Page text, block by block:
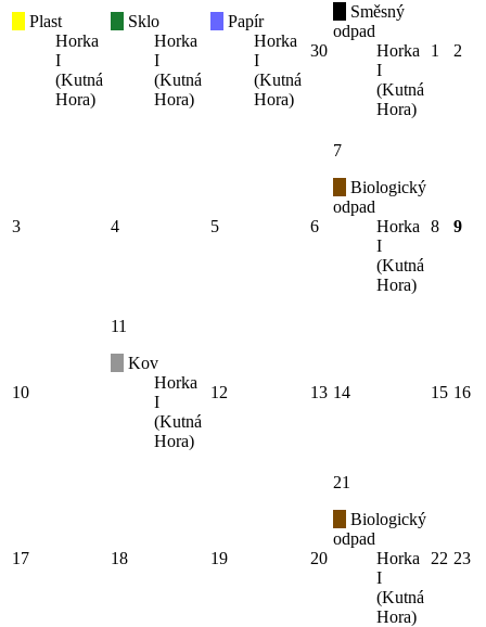
Plast
Horka
I
(Kutná
Hora)
Sklo
Horka
I
(Kutná
Hora)
Papír
Horka
I
(Kutná
Hora)
30
Směsný
odpad
Horka
I
(Kutná
Hora)
1 2
3 4 5 6
7
Biologický
odpad
Horka
I
(Kutná
Hora)
8 9
10
11
Kov
Horka
I
(Kutná
Hora)
12 13 14 15 16
17 18 19 20
21
Biologický
odpad
Horka
I
(Kutná
Hora)
22 23